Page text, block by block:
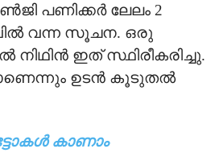
പണിക്കര്‍ ലേലം 2
വന്ന സൂചന. ഒരു
ഇത് സ്ഥിരീകരിച്ചു.
ഉടന്‍ കൂടുതല്‍
കാണാം